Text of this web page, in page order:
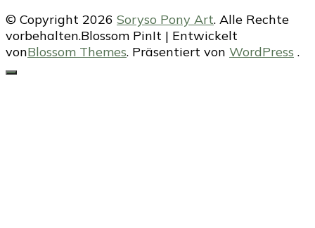
© Copyright 2026 Soryso Pony Art. Alle Rechte
vorbehalten.Blossom PinIt | Entwickelt
vonBlossom Themes. Präsentiert von WordPress .